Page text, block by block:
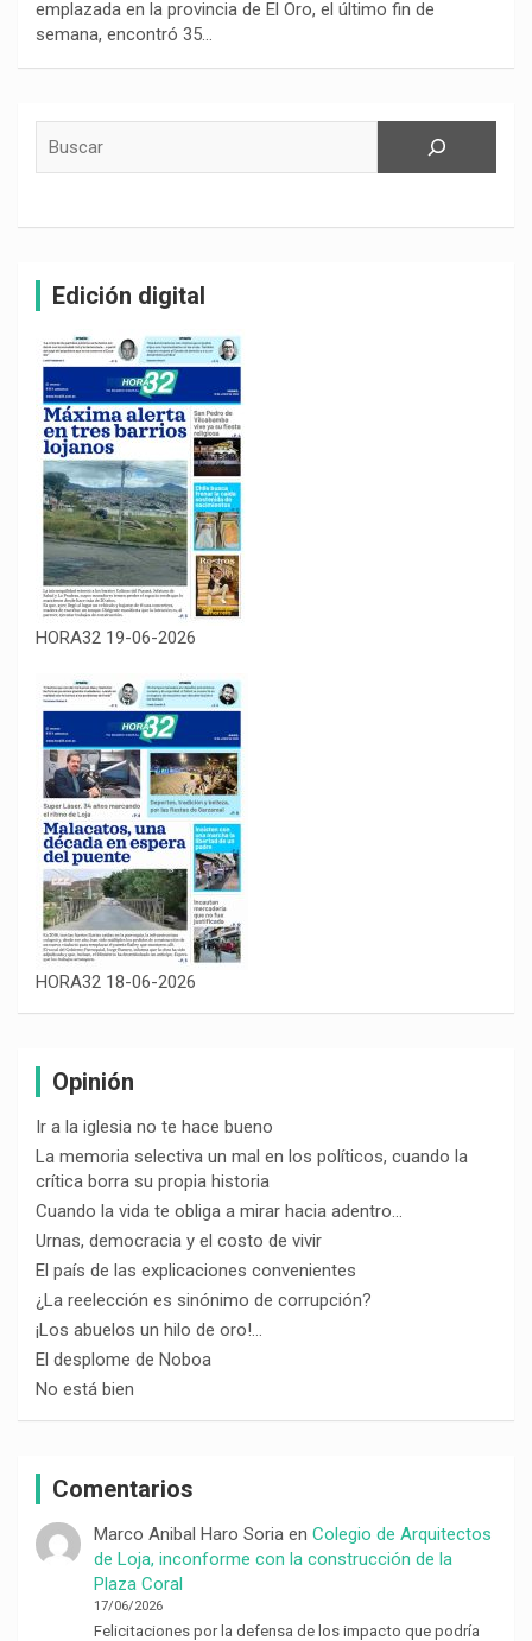
emplazada en la provincia de El Oro, el último fin de
semana, encontró 35…
Edición digital
HORA32 19-06-2026
HORA32 18-06-2026
Opinión
Ir a la iglesia no te hace bueno
La memoria selectiva un mal en los políticos, cuando la
crítica borra su propia historia
Cuando la vida te obliga a mirar hacia adentro…
Urnas, democracia y el costo de vivir
El país de las explicaciones convenientes
¿La reelección es sinónimo de corrupción?
¡Los abuelos un hilo de oro!…
El desplome de Noboa
No está bien
Comentarios
Marco Anibal Haro Soriaen Colegio de Arquitectos
de Loja, inconforme con la construcción de la
Plaza Coral
17/06/2026
Felicitaciones por la defensa de los impacto que podría